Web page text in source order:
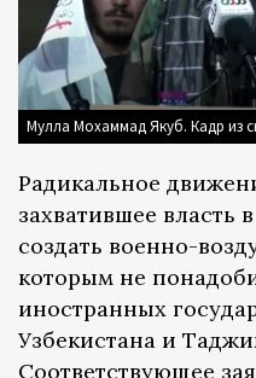
Мулла Мохаммад Якуб. Кадр из
Радикальное
захватившее власть
создать военно-
которым не
иностранных
Узбекистана и
Соответствующее